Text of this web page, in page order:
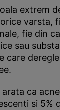
extrem
varsta,
fie din
sau
care
ca
si 5%